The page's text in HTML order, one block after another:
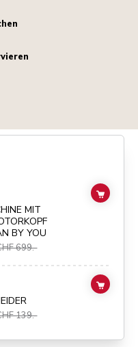
MOTORKOPF 4,7 L –
MIT
BY YOU
699.-
ADD
139.-
ADD